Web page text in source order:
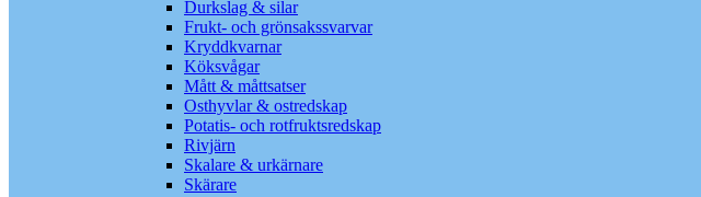
Durkslag & silar
Frukt- och grönsakssvarvar
Kryddkvarnar
Köksvågar
Mått & måttsatser
Osthyvlar & ostredskap
Potatis- och rotfruktsredskap
Rivjärn
Skalare & urkärnare
Skärare